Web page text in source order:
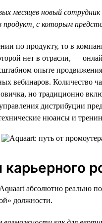
месяцев новый
продукт, с которым
по продукту, то в
нет в отрасли, —
опыте
вебинаров. Количество
но традиционно
дистрибуции
нюансы и
абсолютно реально
должности.